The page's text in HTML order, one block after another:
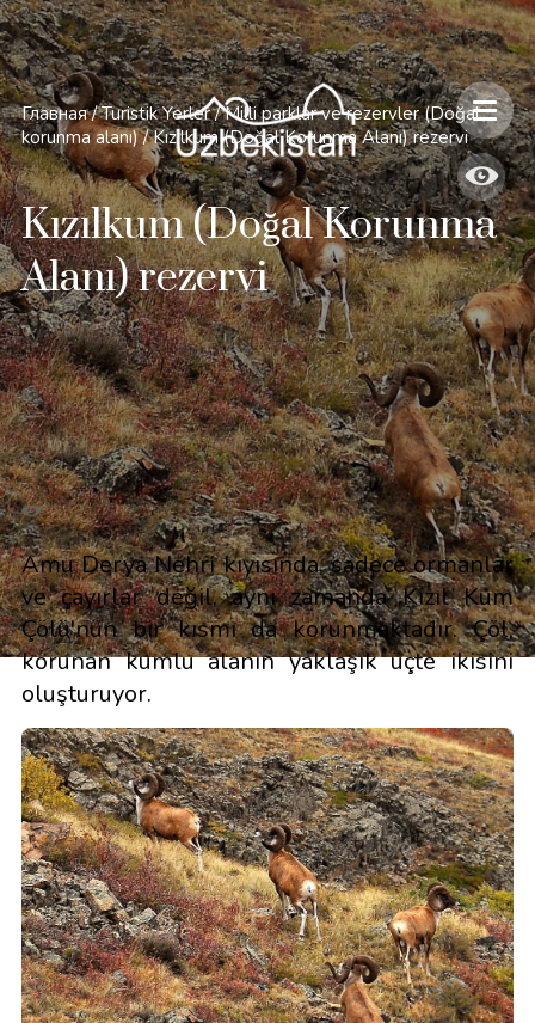
Главная / Turistik Yerler / Milli parklar ve rezervler (Doğal
korunma alanı) / Kızılkum (Doğal Korunma Alanı) rezervi
Kızılkum (Doğal Korunma
Alanı) rezervi
Amu Derya Nehri kıyısında, sadece ormanlar
ve çayırlar değil, aynı zamanda Kızıl Kum
Çölü'nün bir kısmı da korunmaktadır. Çöl,
korunan kumlu alanın yaklaşık üçte ikisini
oluşturuyor.